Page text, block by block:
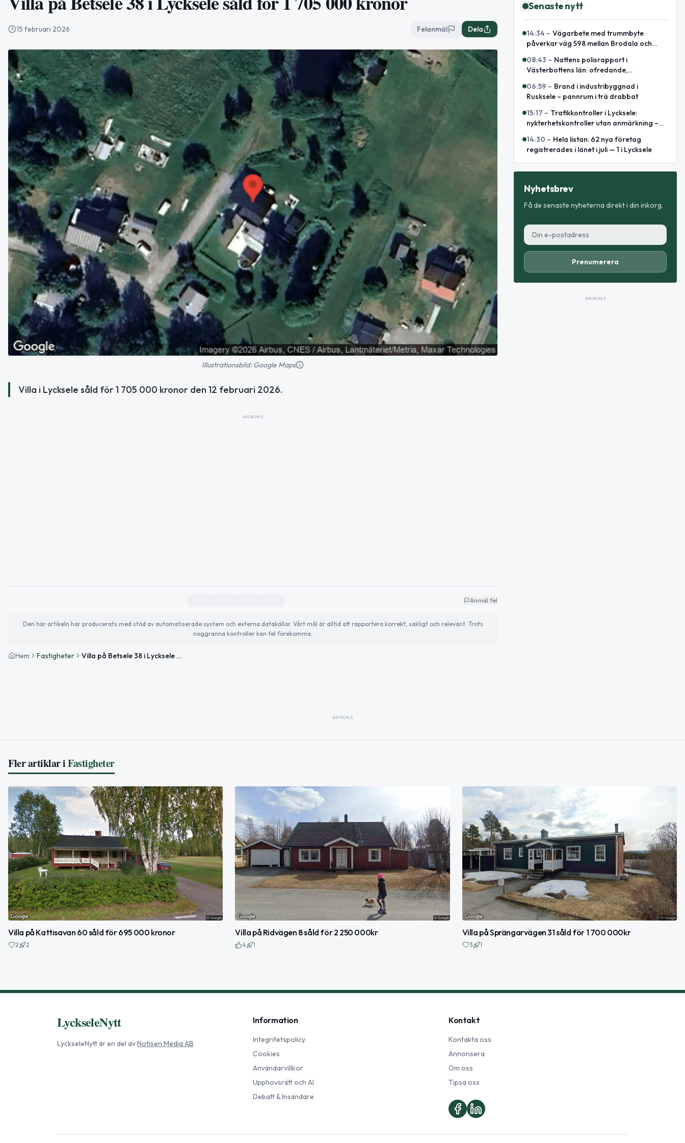
15 februari 2026 Felanmäl Dela
Illustrationsbild: Google Maps
Villa i Lycksele såld för 1 705 000 kronor den 12 februari 2026.
ANNONS
Anmäl fel
Den här artikeln har producerats med stöd av automatiserade system och externa datakällor. Vårt mål är alltid att rapportera korrekt, sakligt och relevant. Trots
noggranna kontroller kan fel förekomma.
Hem Fastigheter Villa på Betsele 38 i Lycksele såld för 1 705 000 kronor
Senaste nytt
14:34 – Vägarbete med trummbyte
påverkar väg 598 mellan Brodala och
08:43 – Nattens polisrapport i
Västerbottens län: ofredande,
06:59 – Brand i industribyggnad i
Rusksele – pannrum i trä drabbat
15:17 – Trafikkontroller i Lycksele:
nykterhetskontroller utan anmärkning –
14:30 – Hela listan: 62 nya företag
registrerades i länet i juli — 1 i Lycksele
Nyhetsbrev
Få de senaste nyheterna direkt i din inkorg.
Prenumerera
ANNONS
ANNONS
Fler artiklar iFastigheter
Villa på Kattisavan 60 såld för 695 000 kronor
2 2
Villa på Ridvägen 8 såld för 2 250 000kr
4 1
Villa på Sprängarvägen 31 såld för 1 700 000kr
3 1
LyckseleNytt
LyckseleNyttär en del avNotisen Media AB
Information
Integritetspolicy
Cookies
Användarvillkor
Upphovsrätt och AI
Debatt & Insändare
Kontakt
Kontakta oss
Annonsera
Om oss
Tipsa oss